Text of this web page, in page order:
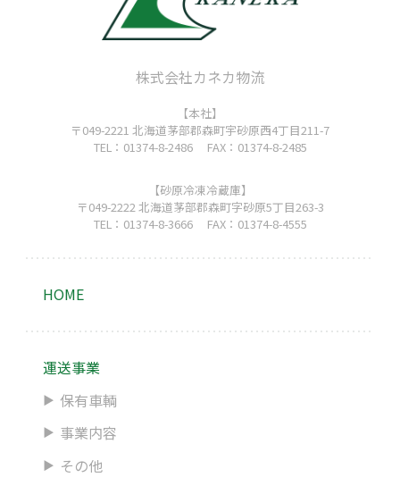
株式会社カネカ物流
【本社】
〒049-2221 北海道茅部郡森町宇砂原西4丁目211-7
TEL：01374-8-2486
FAX：01374-8-2485
【砂原冷凍冷蔵庫】
〒049-2222 北海道茅部郡森町字砂原5丁目263-3
TEL：01374-8-3666
FAX：01374-8-4555
HOME
運送事業
保有車輌
事業内容
その他